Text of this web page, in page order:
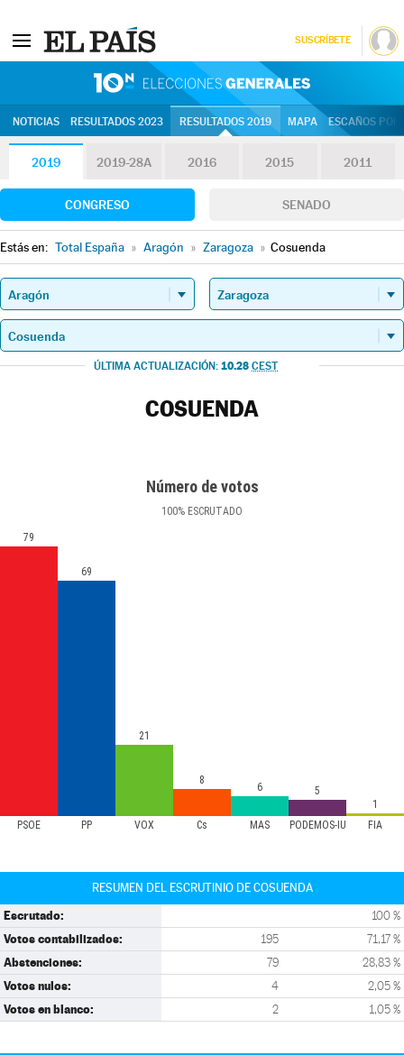
SUSCRÍBETE
NOTICIAS RESULTADOS 2023 RESULTADOS 2019 MAPA ESCAÑOS
2019 2019-28A 2016 2015 2011
CONGRESO SENADO
Estás en: Total España » Aragón » Zaragoza » Cosuenda
ÚLTIMA ACTUALIZACIÓN: 10.28 CEST
COSUENDA
Número de votos
100% ESCRUTADO
PSOE PP VOX Cs MAS PODEMOS-IU FIA
79
69
21
8
6
5
1
RESUMEN DEL ESCRUTINIO DE COSUENDA
Escrutado: 100 %
Votos contabilizados: 195 71,17 %
Abstenciones: 79 28,83 %
Votos nulos: 4 2,05 %
Votos en blanco: 2 1,05 %